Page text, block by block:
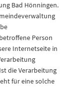
Bad Hönningen.
Person
Internetseite in
die Verarbeitung
für eine solche